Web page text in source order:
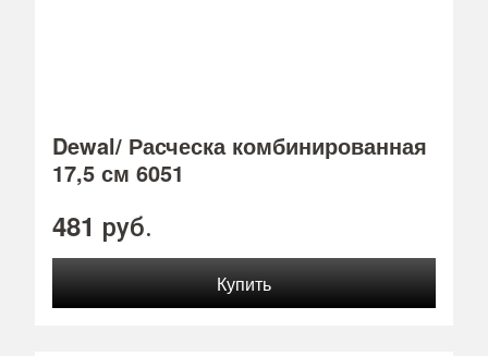
Dewal/ Расческа комбинированная
17,5 см 6051
481 руб.